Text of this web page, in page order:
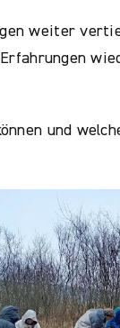
weiter
und